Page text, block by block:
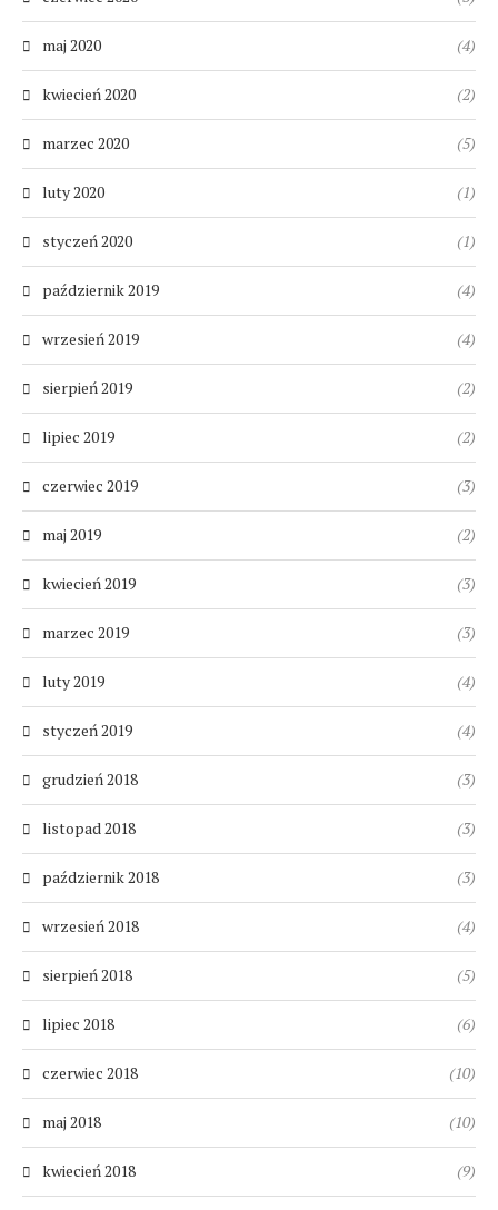
maj 2020 (4)
kwiecień 2020 (2)
marzec 2020 (5)
luty 2020 (1)
styczeń 2020 (1)
październik 2019 (4)
wrzesień 2019 (4)
sierpień 2019 (2)
lipiec 2019 (2)
czerwiec 2019 (3)
maj 2019 (2)
kwiecień 2019 (3)
marzec 2019 (3)
luty 2019 (4)
styczeń 2019 (4)
grudzień 2018 (3)
listopad 2018 (3)
październik 2018 (3)
wrzesień 2018 (4)
sierpień 2018 (5)
lipiec 2018 (6)
czerwiec 2018 (10)
maj 2018 (10)
kwiecień 2018 (9)